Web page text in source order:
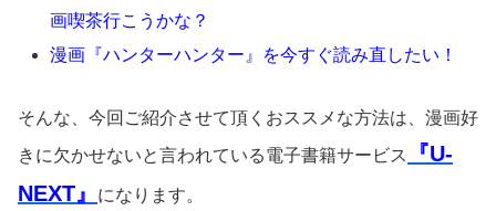
画喫茶行こうかな？
漫画『ハンターハンター』を今すぐ読み直したい！
そんな、今回ご紹介させて頂くおススメな方法は、漫画好
きに欠かせないと言われている電子書籍サービス
『U-
NEXT』
になります。